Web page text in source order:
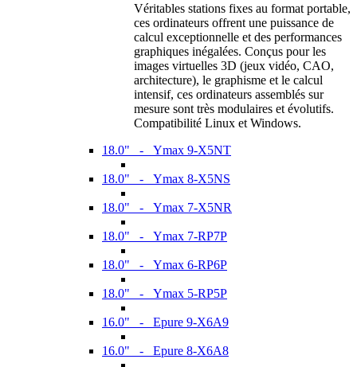
Véritables stations fixes au format portable,
ces ordinateurs offrent une puissance de
calcul exceptionnelle et des performances
graphiques inégalées. Conçus pour les
images virtuelles 3D (jeux vidéo, CAO,
architecture), le graphisme et le calcul
intensif, ces ordinateurs assemblés sur
mesure sont très modulaires et évolutifs.
Compatibilité Linux et Windows.
18.0" - Ymax 9-X5NT
18.0" - Ymax 8-X5NS
18.0" - Ymax 7-X5NR
18.0" - Ymax 7-RP7P
18.0" - Ymax 6-RP6P
18.0" - Ymax 5-RP5P
16.0" - Epure 9-X6A9
16.0" - Epure 8-X6A8